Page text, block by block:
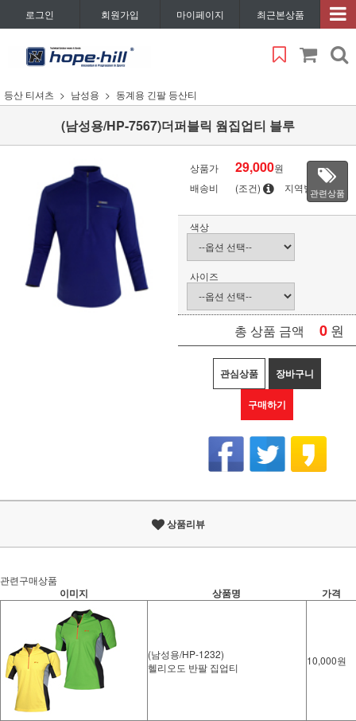
로그인 회원가입 마이페이지 최근본상품
등산 티셔츠 남성용 동계용 긴팔 등산티
(남성용/HP-7567)더퍼블릭 웜집업티 블루
상품가 29,000원
배송비
(조건) 지역별관련상품
색상
사이즈
총 상품 금액 0 원
관심상품 장바구니
구매하기
상품리뷰
관련구매상품
이미지 상품명 가격
(남성용/HP-1232)
헬리오도 반팔 집업티
10,000원